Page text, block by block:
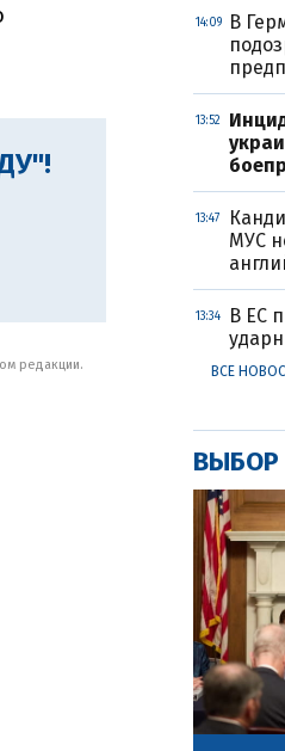
редакции.
14:09
В
13:52
13:47
МУС
13:34
В ЕС
ВСЕ
ВЫБОР